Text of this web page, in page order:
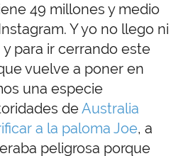
49 millones y medio
Y yo no llego ni
para ir cerrando este
vuelve a poner en
una especie
deAustralia
a la paloma Joe, a
peligrosa porque